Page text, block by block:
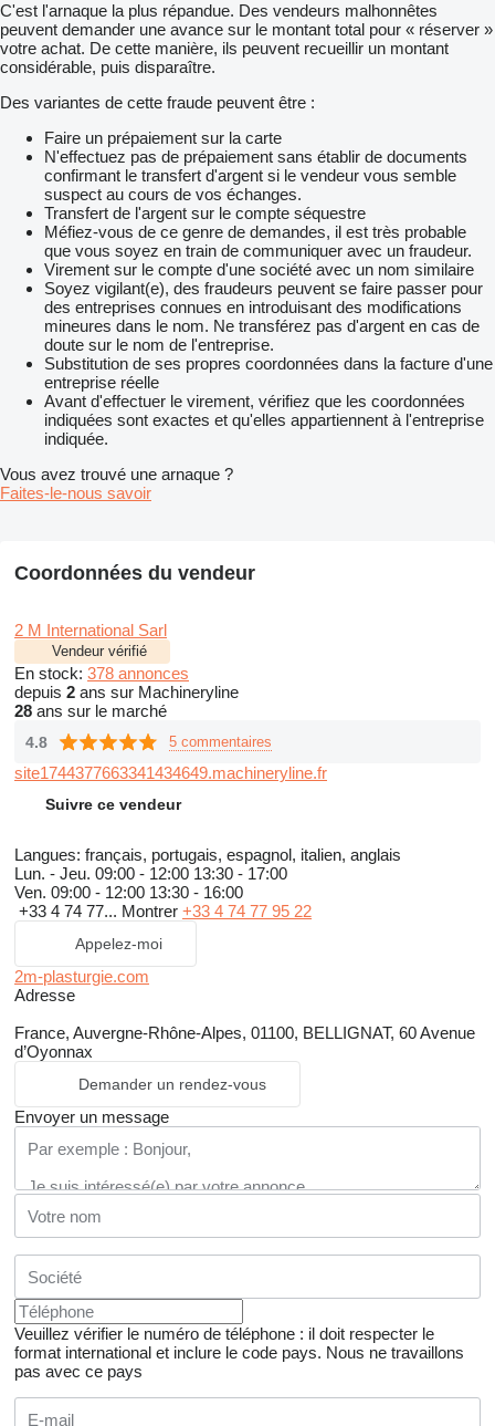
C'est l'arnaque la plus répandue. Des vendeurs malhonnêtes
peuvent demander une avance sur le montant total pour « réserver »
votre achat. De cette manière, ils peuvent recueillir un montant
considérable, puis disparaître.
Des variantes de cette fraude peuvent être :
Faire un prépaiement sur la carte
N'effectuez pas de prépaiement sans établir de documents
confirmant le transfert d'argent si le vendeur vous semble
suspect au cours de vos échanges.
Transfert de l'argent sur le compte séquestre
Méfiez-vous de ce genre de demandes, il est très probable
que vous soyez en train de communiquer avec un fraudeur.
Virement sur le compte d'une société avec un nom similaire
Soyez vigilant(e), des fraudeurs peuvent se faire passer pour
des entreprises connues en introduisant des modifications
mineures dans le nom. Ne transférez pas d'argent en cas de
doute sur le nom de l'entreprise.
Substitution de ses propres coordonnées dans la facture d'une
entreprise réelle
Avant d'effectuer le virement, vérifiez que les coordonnées
indiquées sont exactes et qu'elles appartiennent à l'entreprise
indiquée.
Vous avez trouvé une arnaque ?
Faites-le-nous savoir
Coordonnées du vendeur
2 M International Sarl
Vendeur vérifié
En stock: 378 annonces
depuis 2 ans sur Machineryline
28 ans sur le marché
4.8 5 commentaires
site1744377663341434649.machineryline.fr
Suivre ce vendeur
Langues: français, portugais, espagnol, italien, anglais
Lun. - Jeu. 09:00 - 12:00 13:30 - 17:00
Ven. 09:00 - 12:00 13:30 - 16:00
+33 4 74 77... Montrer +33 4 74 77 95 22
Appelez-moi
2m-plasturgie.com
Adresse
France, Auvergne-Rhône-Alpes, 01100, BELLIGNAT, 60 Avenue
d’Oyonnax
Demander un rendez-vous
Envoyer un message
Veuillez vérifier le numéro de téléphone : il doit respecter le
format international et inclure le code pays. Nous ne travaillons
pas avec ce pays